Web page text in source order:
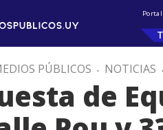
PÚBLICOS . NOTICIAS .
de